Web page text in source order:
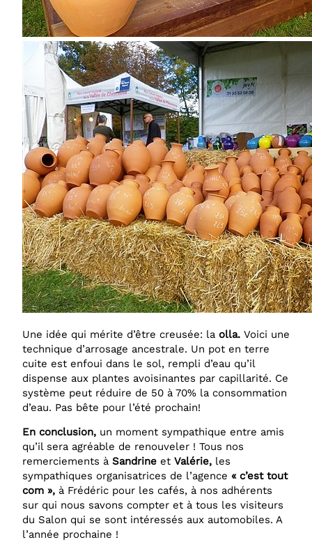
Une idée qui mérite d’être creusée: la olla. Voici une
technique d’arrosage ancestrale. Un pot en terre
cuite est enfoui dans le sol, rempli d’eau qu’il
dispense aux plantes avoisinantes par capillarité. Ce
système peut réduire de 50 à 70% la consommation
d’eau. Pas bête pour l’été prochain!
En conclusion, un moment sympathique entre amis
qu’il sera agréable de renouveler ! Tous nos
remerciements à Sandrine et Valérie, les
sympathiques organisatrices de l’agence « c’est tout
com », à Frédéric pour les cafés, à nos adhérents
sur qui nous savons compter et à tous les visiteurs
du Salon qui se sont intéressés aux automobiles. A
l’année prochaine !